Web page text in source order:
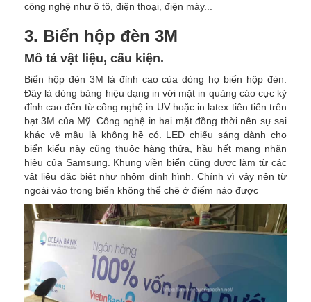
công nghệ như ô tô, điện thoại, điện máy...
3. Biển hộp đèn 3M
Mô tả vật liệu, cấu kiện.
Biển hộp đèn 3M là đỉnh cao của dòng họ biển hộp đèn.
Đây là dòng bảng hiệu dạng in với mặt in quảng cáo cực kỳ
đỉnh cao đến từ công nghệ in UV hoặc in latex tiên tiến trên
bạt 3M của Mỹ. Công nghệ in hai mặt đồng thời nên sự sai
khác về mầu là không hề có. LED chiếu sáng dành cho
biển kiểu này cũng thuộc hàng thửa, hầu hết mang nhãn
hiệu của Samsung. Khung viền biển cũng được làm từ các
vật liệu đặc biệt như nhôm định hình. Chính vì vậy nên từ
ngoài vào trong biển không thể chê ở điểm nào được